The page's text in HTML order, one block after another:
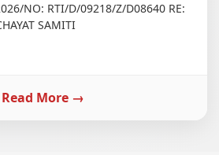
NO: RTI/D/09218/Z/D08640 RE:
SAMITI
Read More →